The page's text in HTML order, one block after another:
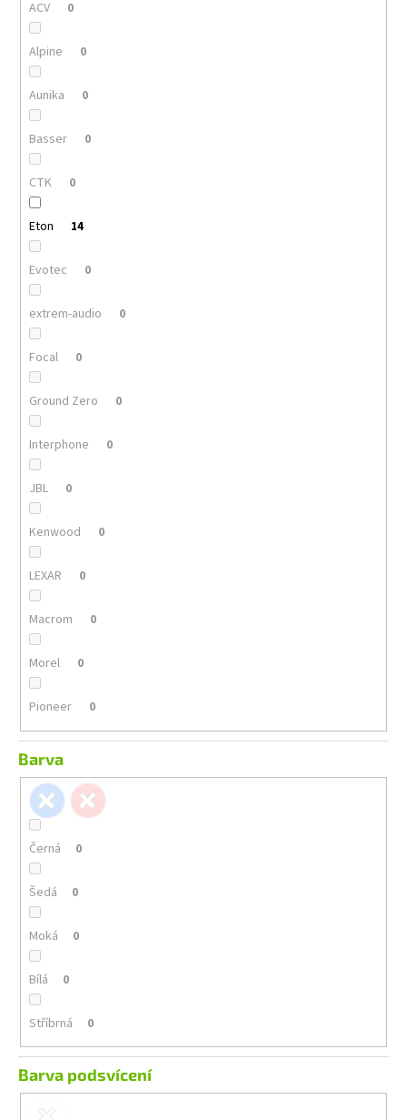
ACV 0
Alpine 0
Aunika 0
Basser 0
CTK 0
Eton 14
Evotec 0
extrem-audio 0
Focal 0
Ground Zero 0
Interphone 0
JBL 0
Kenwood 0
LEXAR 0
Macrom 0
Morel 0
Pioneer 0
Barva
Černá 0
Šedá 0
Moká 0
Bílá 0
Stříbrná 0
Barva podsvícení